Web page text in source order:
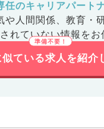
任のキャリアパート
人間関係、 教育・
れていない情報をお
ている求人を紹介